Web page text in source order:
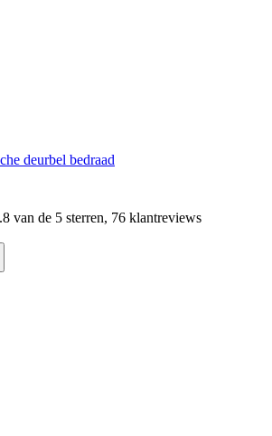
deurbel bedraad
van de 5 sterren, 76 klantreviews